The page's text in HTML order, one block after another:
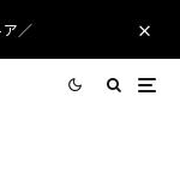
ア／